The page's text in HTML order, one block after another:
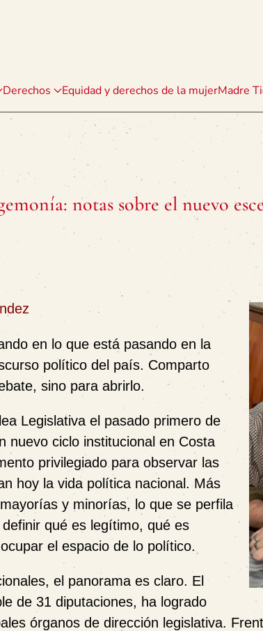
Derechos Equidad y derechos de la mujerMadre
notas sobre el nuevo
en lo que está pasando en la
político del país. Comparto
sino para abrirlo.
Legislativa el pasado primero de
nuevo ciclo institucional en Costa
privilegiado para observar las
hoy la vida política nacional. Más
y minorías, lo que se perfila
qué es legítimo, qué es
el espacio de lo político.
el panorama es claro. El
de 31 diputaciones, ha logrado
órganos de dirección legislativa.